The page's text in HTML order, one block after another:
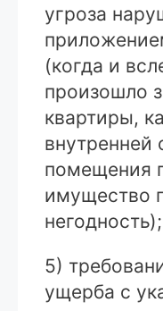
угроза
(когда и
произошло
квартиры,
внутренней
помещения
имущество
негодность);
5)
ущерба с